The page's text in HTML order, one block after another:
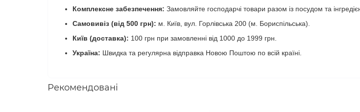
Комплексне забезпечення: Замовляйте господарчі товари разом із посудом та
Самовивіз (від 500 грн): м. Київ, вул. Горлівська 200 (м. Бориспільська).
Київ (доставка): 100 грн при замовленні від 1000 до 1999 грн.
Україна: Швидка та регулярна відправка Новою Поштою по всій країні.
Рекомендовані